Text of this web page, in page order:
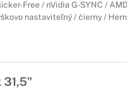
HP majú parametre
Free / nVidia G-SYNC /
nastaviteľný / čierny /
31,5"